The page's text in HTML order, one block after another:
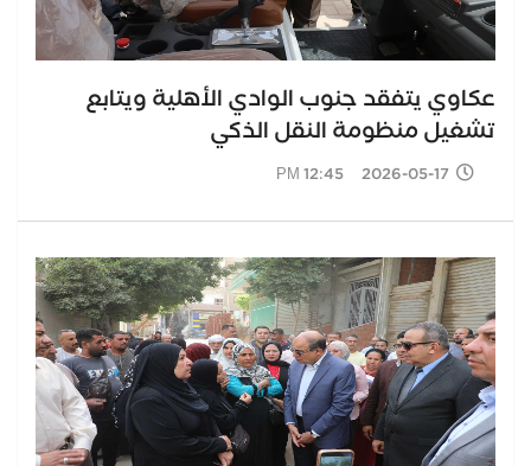
عكاوي يتفقد جنوب الوادي الأهلية ويتابع
تشغيل منظومة النقل الذكي
2026-05-17 12:45 PM